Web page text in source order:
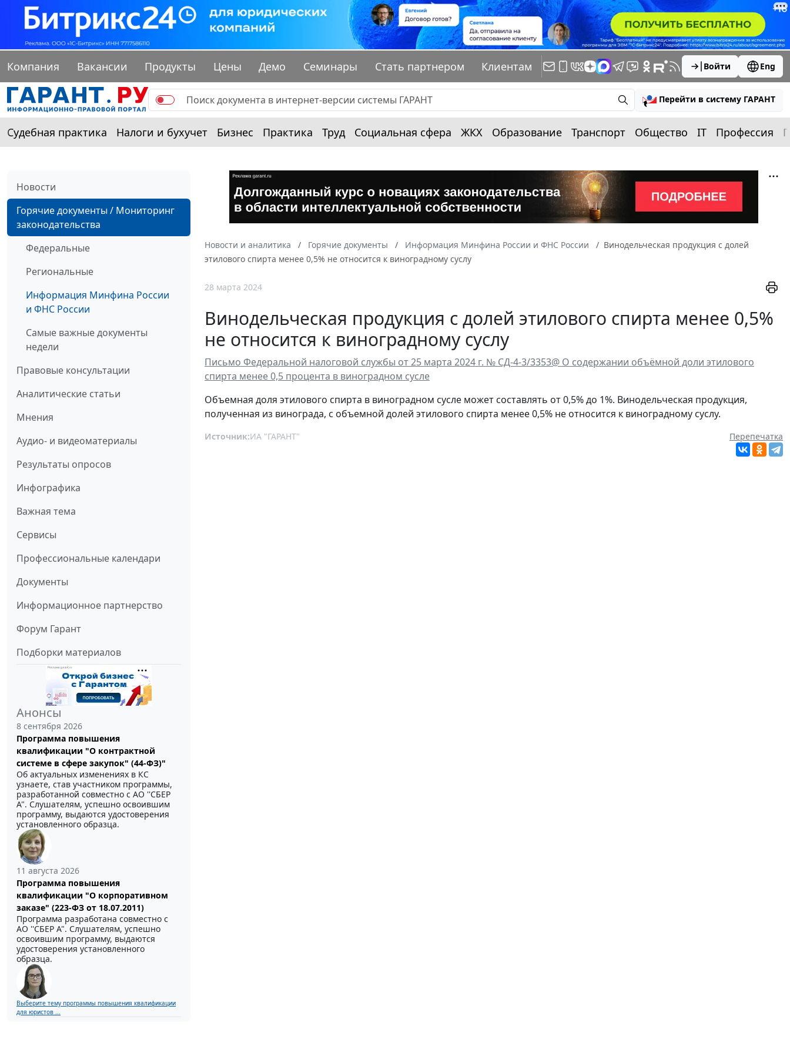
Компания Вакансии Продукты Цены Демо Семинары Стать партнером Клиентам Войти Eng
Перейти в систему ГАРАНТ
Судебная практика Налоги и бухучет Бизнес Практика Труд Социальная сфера ЖКХ Образование Транспорт Общество IT Профессия
Новости
Горячие документы / Мониторинг
законодательства
Федеральные
Региональные
Информация Минфина России
и ФНС России
Самые важные документы
недели
Правовые консультации
Аналитические статьи
Мнения
Аудио- и видеоматериалы
Результаты опросов
Инфографика
Важная тема
Сервисы
Профессиональные календари
Документы
Информационное партнерство
Форум Гарант
Подборки материалов
Анонсы
8 сентября 2026
Программа повышения
квалификации "О контрактной
системе в сфере закупок" (44-ФЗ)"
Об актуальных изменениях в КС
узнаете, став участником программы,
разработанной совместно с АО ''СБЕР
А". Слушателям, успешно освоившим
программу, выдаются удостоверения
установленного образца.
11 августа 2026
Программа повышения
квалификации "О корпоративном
заказе" (223-ФЗ от 18.07.2011)
Программа разработана совместно с
АО ''СБЕР А". Слушателям, успешно
освоившим программу, выдаются
удостоверения установленного
образца.
Выберите тему программы повышения квалификации
для юристов ...
Новости и аналитика Горячие документы Информация Минфина России и ФНС России
Винодельческая продукция с долей
этилового спирта менее 0,5% не относится к виноградному суслу
28 марта 2024
Винодельческая продукция с долей этилового спирта менее 0,5%
не относится к виноградному суслу
Письмо Федеральной налоговой службы от 25 марта 2024 г. № СД-4-3/3353@ О содержании объёмной доли этилового
спирта менее 0,5 процента в виноградном сусле
Объемная доля этилового спирта в виноградном сусле может составлять от 0,5% до 1%. Винодельческая продукция,
полученная из винограда, с объемной долей этилового спирта менее 0,5% не относится к виноградному суслу.
Источник:ИА "ГАРАНТ" Перепечатка